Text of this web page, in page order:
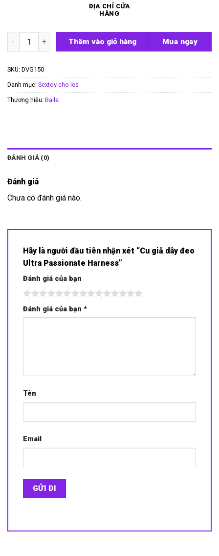
ĐỊA CHỈ CỬA
HÀNG
Cu giả dây đeo Ultra Passionate Harness số lượng
Thêm vào giỏ hàng Mua ngay
SKU: DVG150
Danh mục: Sextoy cho les
Thương hiệu: Baile
ĐÁNH GIÁ (0)
Đánh giá
Chưa có đánh giá nào.
Hãy là người đầu tiên nhận xét “Cu giả dây đeo
Ultra Passionate Harness”
Đánh giá của bạn
Đánh giá của bạn *
Tên
Email